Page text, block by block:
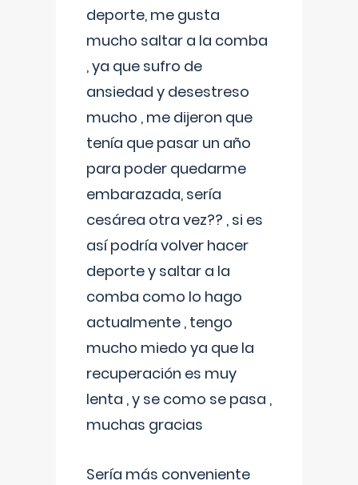
deporte, me gusta
mucho saltar a la comba
, ya que sufro de
ansiedad y desestreso
mucho , me dijeron que
tenía que pasar un año
para poder quedarme
embarazada, sería
cesárea otra vez?? , si es
así podría volver hacer
deporte y saltar a la
comba como lo hago
actualmente , tengo
mucho miedo ya que la
recuperación es muy
lenta , y se como se pasa ,
muchas gracias
Sería más conveniente